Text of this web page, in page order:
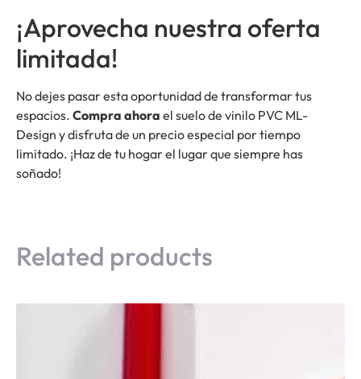
¡Aprovecha nuestra oferta
limitada!
No dejes pasar esta oportunidad de transformar tus
espacios. Compra ahora el suelo de vinilo PVC ML-
Design y disfruta de un precio especial por tiempo
limitado. ¡Haz de tu hogar el lugar que siempre has
soñado!
Related products